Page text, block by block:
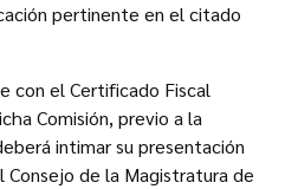
pertinente en el citado
con el Certificado Fiscal
Comisión, previo a la
intimar su presentación
Consejo de la Magistratura de